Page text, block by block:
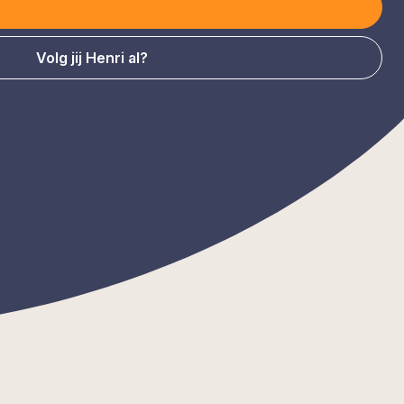
Volg jij Henri al?